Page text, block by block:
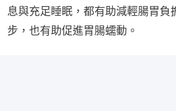
息與充足睡眠，都有助減輕腸胃負
步，也有助促進胃腸蠕動。